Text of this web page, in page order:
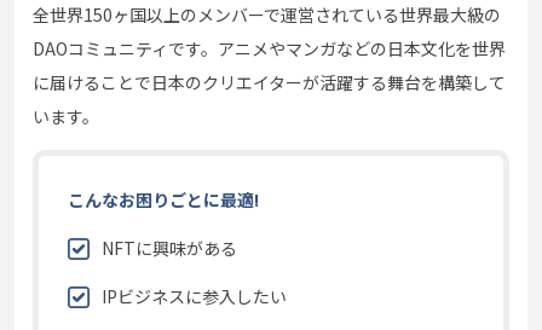
全世界150ヶ国以上のメンバーで運営されている世界最大級の
DAOコミュニティです。アニメやマンガなどの日本文化を世界
に届けることで日本のクリエイターが活躍する舞台を構築して
います。
こんなお困りごとに最適!
NFTに興味がある
IPビジネスに参入したい